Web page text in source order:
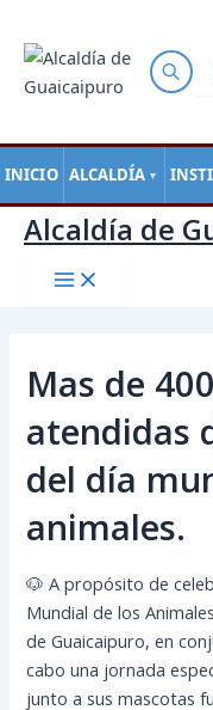
INICIO ALCALDÍA ▼
contenido
Alcaldía de
Mas de
atendidas
del día
animales.
🐶 A propósito de
Mundial de los
de Guaicaipuro, en
cabo una jornada
junto a sus mascotas
de
entradas